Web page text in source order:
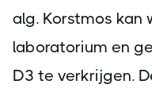
alg. Korstmos kan
laboratorium en
D3 te verkrijgen.